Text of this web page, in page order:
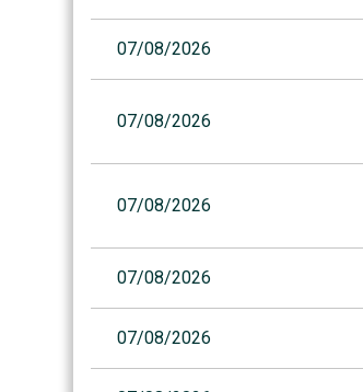
07/08/2026
07/08/2026
07/08/2026
07/08/2026
07/08/2026